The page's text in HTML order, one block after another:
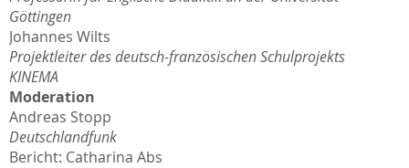
Göttingen
Johannes Wilts
Projektleiter des deutsch-französischen Schulprojekts
KINEMA
Moderation
Andreas Stopp
Deutschlandfunk
Bericht: Catharina Abs